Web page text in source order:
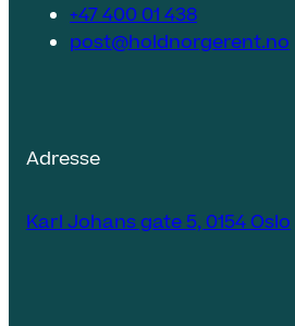
+47 400 01 438
post@holdnorgerent.no
Adresse
Karl Johans gate 5, 0154 Oslo